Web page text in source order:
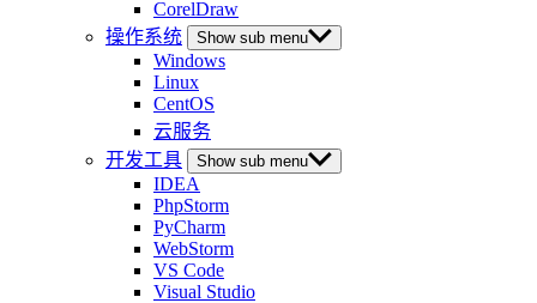
CorelDraw
操作系统
Show sub menu
Windows
Linux
CentOS
云服务
开发工具
Show sub menu
IDEA
PhpStorm
PyCharm
WebStorm
VS Code
Visual Studio